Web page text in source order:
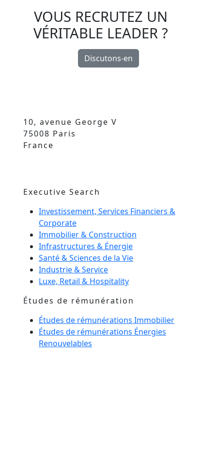
VOUS RECRUTEZ UN
VÉRITABLE LEADER ?
Discutons-en
10, avenue George V
75008 Paris
France
Executive Search
Investissement, Services Financiers &
Corporate
Immobilier & Construction
Infrastructures & Énergie
Santé & Sciences de la Vie
Industrie & Service
Luxe, Retail & Hospitality
Études de rémunération
Études de rémunérations Immobilier
Études de rémunérations Énergies
Renouvelables